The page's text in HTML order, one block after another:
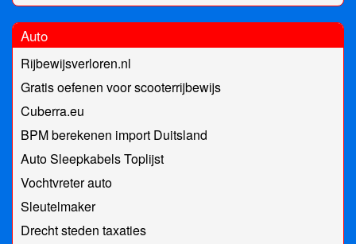
Auto
Rijbewijsverloren.nl
Gratis oefenen voor scooterrijbewijs
Cuberra.eu
BPM berekenen import Duitsland
Auto Sleepkabels Toplijst
Vochtvreter auto
Sleutelmaker
Drecht steden taxaties